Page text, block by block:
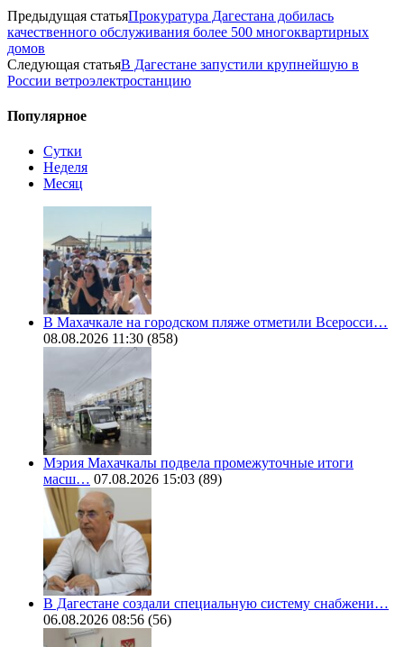
Предыдущая статьяПрокуратура Дагестана добилась
качественного обслуживания более 500 многоквартирных
домов
Следующая статьяВ Дагестане запустили крупнейшую в
России ветроэлектростанцию
Популярное
Сутки
Неделя
Месяц
В Махачкале на городском пляже отметили Всеросси…
08.08.2026 11:30 (858)
Мэрия Махачкалы подвела промежуточные итоги
масш… 07.08.2026 15:03 (89)
В Дагестане создали специальную систему снабжени…
06.08.2026 08:56 (56)